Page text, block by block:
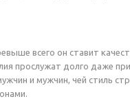
всего он ставит
прослужат долго даже
и мужчин, чей стиль